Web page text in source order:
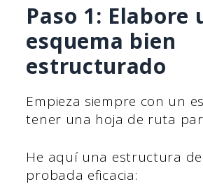
Paso 1: Elabore
esquema bien
estructurado
Empieza siempre con un
tener una hoja de ruta
He aquí una estructura
probada eficacia: